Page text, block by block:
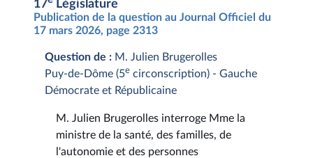
17 Législature
Publication de la question au Journal Officiel du
17 mars 2026, page 2313
Question de : M. Julien Brugerolles
Puy-de-Dôme (5e circonscription) - Gauche
Démocrate et Républicaine
M. Julien Brugerolles interroge Mme la
ministre de la santé, des familles, de
l'autonomie et des personnes